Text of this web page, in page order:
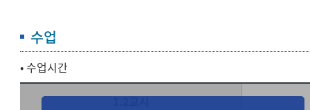
수업
• 수업시간
1.2교시